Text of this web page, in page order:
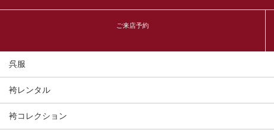
ご来店予約
呉服
袴レンタル
袴コレクション